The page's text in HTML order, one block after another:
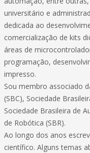
universitário e
dedicada ao
comercialização de kits
áreas de
programação,
impresso.
Sou membro associado
(SBC), Sociedade
Sociedade Brasileira de
de Robótica (SBR).
Ao longo dos anos
científico. Alguns temas